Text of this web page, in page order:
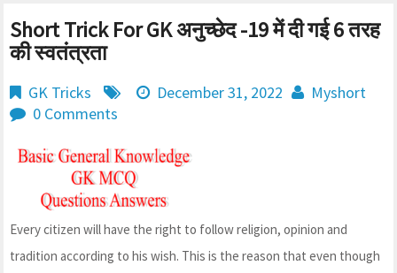
Short Trick For GK अनुच्छेद -19 में दी गई 6 तरह
की स्वतंत्रता
GK Tricks December 31, 2022
Myshort
0 Comments
Every citizen will have the right to follow religion, opinion and
tradition according to his wish. This is the reason that even though